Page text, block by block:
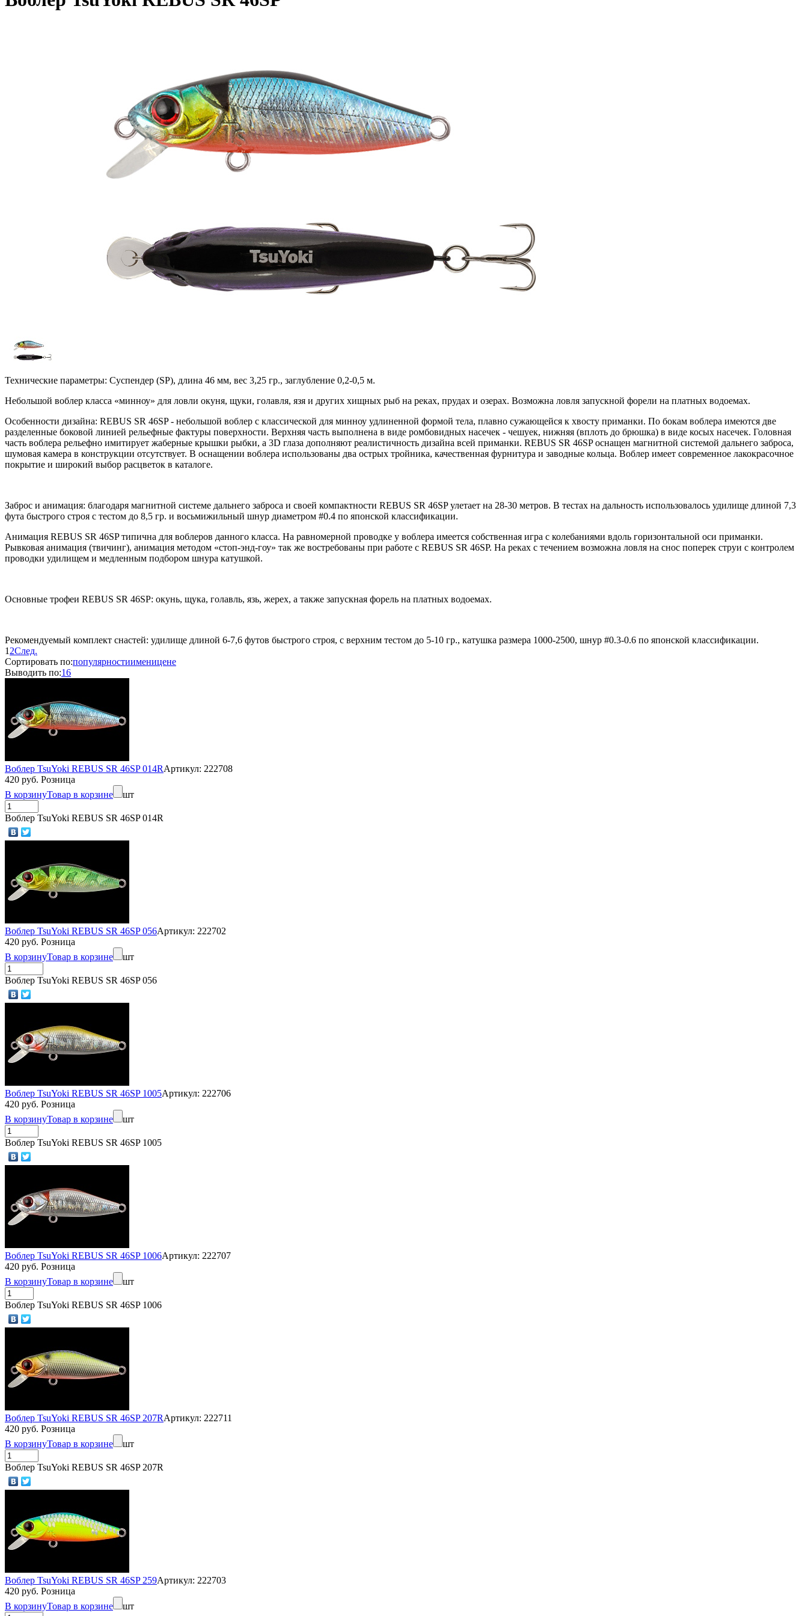
Технические параметры: Суспендер (SP), длина 46 мм, вес 3,25 гр., заглубление 0,2-0,5 м.
Небольшой воблер класса «минноу» для ловли окуня, щуки, голавля, язя и других хищных рыб на реках, прудах и озерах. Возможна ловля запускной форели на платных водоемах.
Особенности дизайна: REBUS SR 46SP - небольшой воблер с классической для минноу удлиненной формой тела, плавно сужающейся к хвосту приманки. По бокам воблера имеются две
разделенные боковой линией рельефные фактуры поверхности. Верхняя часть выполнена в виде ромбовидных насечек - чешуек, нижняя (вплоть до брюшка) в виде косых насечек. Головная
часть воблера рельефно имитирует жаберные крышки рыбки, а 3D глаза дополняют реалистичность дизайна всей приманки. REBUS SR 46SP оснащен магнитной системой дальнего заброса,
шумовая камера в конструкции отсутствует. В оснащении воблера использованы два острых тройника, качественная фурнитура и заводные кольца. Воблер имеет современное лакокрасочное
покрытие и широкий выбор расцветок в каталоге.
Заброс и анимация: благодаря магнитной системе дальнего заброса и своей компактности REBUS SR 46SP улетает на 28-30 метров. В тестах на дальность использовалось удилище длиной 7,3
фута быстрого строя с тестом до 8,5 гр. и восьмижильный шнур диаметром #0.4 по японской классификации.
Анимация REBUS SR 46SP типична для воблеров данного класса. На равномерной проводке у воблера имеется собственная игра с колебаниями вдоль горизонтальной оси приманки.
Рывковая анимация (твичинг), анимация методом «стоп-энд-гоу» так же востребованы при работе с REBUS SR 46SP. На реках с течением возможна ловля на снос поперек струи с контролем
проводки удилищем и медленным подбором шнура катушкой.
Основные трофеи REBUS SR 46SP: окунь, щука, голавль, язь, жерех, а также запускная форель на платных водоемах.
Рекомендуемый комплект снастей: удилище длиной 6-7,6 футов быстрого строя, с верхним тестом до 5-10 гр., катушка размера 1000-2500, шнур #0.3-0.6 по японской классификации.
1 2След.
Сортировать по:популярностиименицене
Выводить по:16
Воблер TsuYoki REBUS SR 46SP 014RАртикул: 222708
420 руб. Розница
В корзинуТовар в корзине шт
Воблер TsuYoki REBUS SR 46SP 014R
Воблер TsuYoki REBUS SR 46SP 056Артикул: 222702
420 руб. Розница
В корзинуТовар в корзине шт
Воблер TsuYoki REBUS SR 46SP 056
Воблер TsuYoki REBUS SR 46SP 1005Артикул: 222706
420 руб. Розница
В корзинуТовар в корзине шт
Воблер TsuYoki REBUS SR 46SP 1005
Воблер TsuYoki REBUS SR 46SP 1006Артикул: 222707
420 руб. Розница
В корзинуТовар в корзине шт
Воблер TsuYoki REBUS SR 46SP 1006
Воблер TsuYoki REBUS SR 46SP 207RАртикул: 222711
420 руб. Розница
В корзинуТовар в корзине шт
Воблер TsuYoki REBUS SR 46SP 207R
Воблер TsuYoki REBUS SR 46SP 259Артикул: 222703
420 руб. Розница
В корзинуТовар в корзине шт